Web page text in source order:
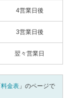
4営業日後
3営業日後
翌々営業日
料金表」のページで